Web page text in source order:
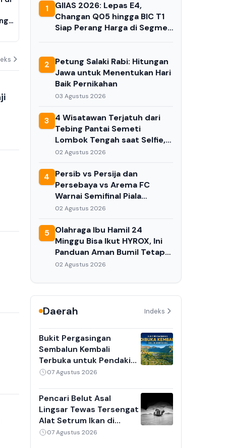
Rp50.000 per Gram, Buyback
Terbang ke Level Rp2,49 Juta
06 Agustus 2026
1
GIIAS 2026: Lepas E4,
Changan Q05 hingga BIC T1
Siap Perang Harga di Segmen
2 Petung Salaki Rabi: Hitungan
Jawa untuk Menentukan Hari
Baik Pernikahan
03 Agustus 2026
3 4 Wisatawan Terjatuh dari
Tebing Pantai Semeti
Lombok Tengah saat Selfie,
Satu Meninggal Dunia
02 Agustus 2026
4 Persib vs Persija dan
Persebaya vs Arema FC
Warnai Semifinal Piala
Presiden 2026
02 Agustus 2026
5 Olahraga Ibu Hamil 24
Minggu Bisa Ikut HYROX, Ini
Panduan Aman Bumil Tetap
Bugar
02 Agustus 2026
Daerah Indeks
Bukit Pergasingan
Sembalun Kembali
Terbuka untuk Pendakian
12 Agustus, Sampah
Rp 10.000
07 Agustus 2026
Pencari Belut Asal
Lingsar Tewas Tersengat
Alat Setrum Ikan di
Sungai Lembar, Korban
07 Agustus 2026